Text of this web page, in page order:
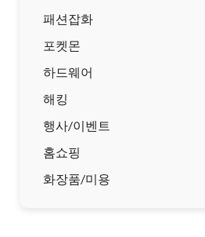
패션잡화
포켓몬
하드웨어
해킹
행사/이벤트
홈쇼핑
화장품/미용